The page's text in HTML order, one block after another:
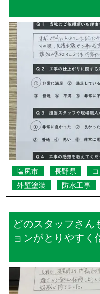
塩尻市 長野県
外壁塗装
防水工事
どのスタッフさん
ョンがとりやすく